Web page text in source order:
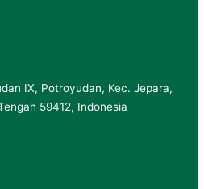
IX, Potroyudan, Kec. Jepara,
59412, Indonesia